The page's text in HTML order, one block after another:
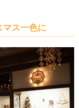
マス一色に